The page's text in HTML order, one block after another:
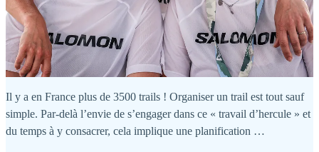
Il y a en France plus de 3500 trails ! Organiser un trail est tout sauf
simple. Par-delà l’envie de s’engager dans ce « travail d’hercule » et
du temps à y consacrer, cela implique une planification …